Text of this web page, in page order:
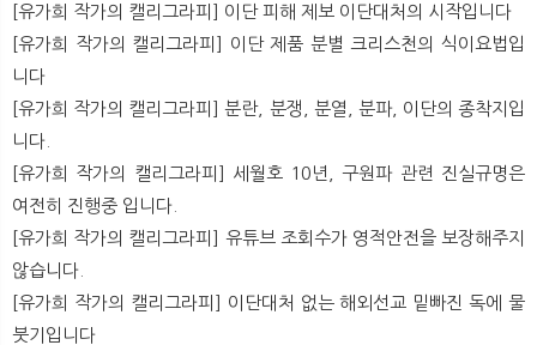
[유가희 작가의 캘리그라피] 이단 피해 제보 이단대처의 시작입니다
[유가희 작가의 캘리그라피] 이단 제품 분별 크리스천의 식이요법입
니다
[유가희 작가의 캘리그라피] 분란, 분쟁, 분열, 분파, 이단의 종착지입
니다.
[유가희 작가의 캘리그라피] 세월호 10년, 구원파 관련 진실규명은
여전히 진행중 입니다.
[유가희 작가의 캘리그라피] 유튜브 조회수가 영적안전을 보장해주지
않습니다.
[유가희 작가의 캘리그라피] 이단대처 없는 해외선교 밑빠진 독에 물
붓기입니다